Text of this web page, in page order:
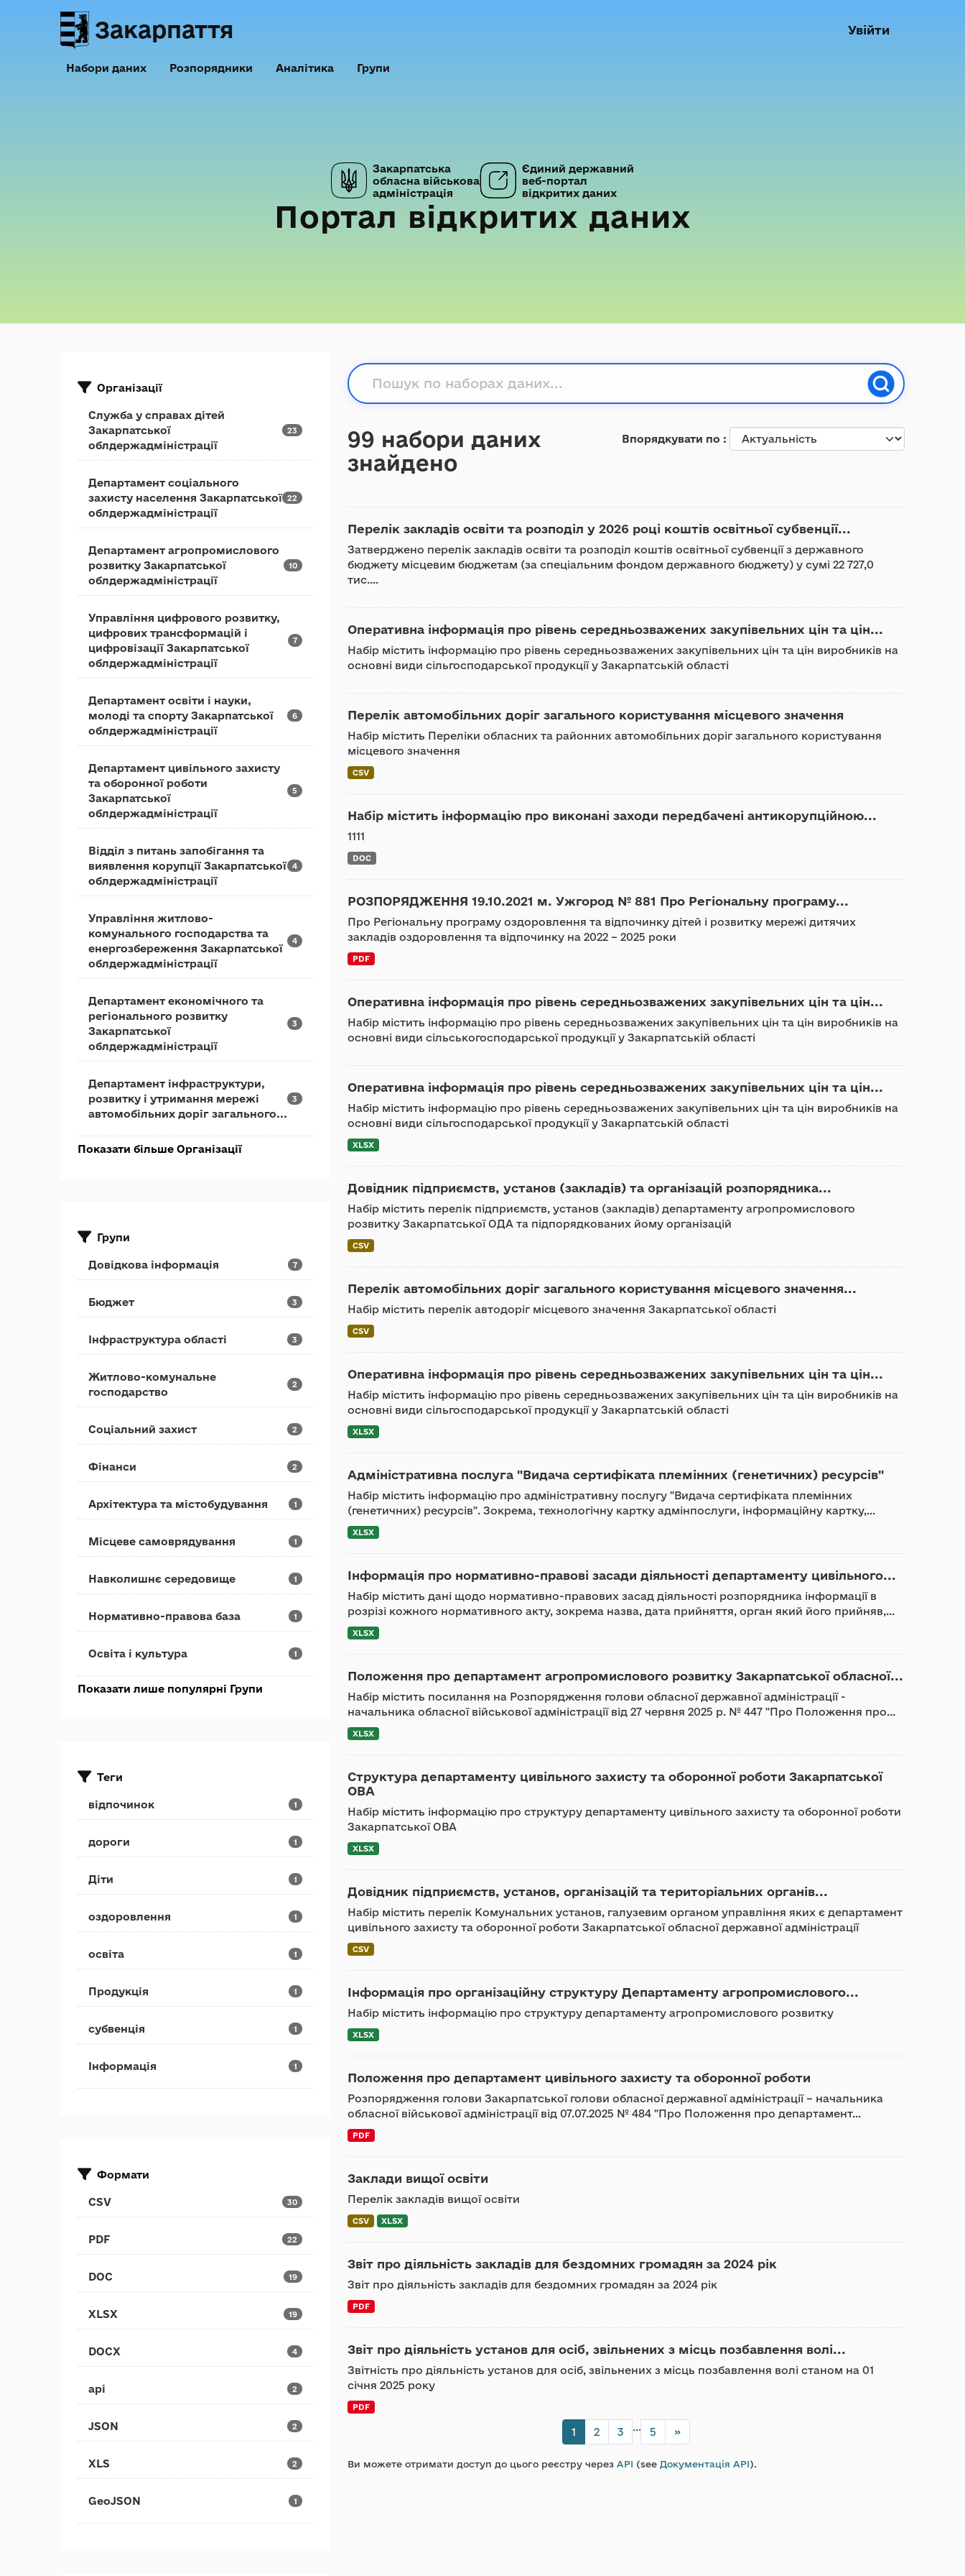
Закарпаття Увійти
Набори даних Розпорядники Аналітика Групи
Закарпатська
обласна військова
адміністрація
Єдиний державний
веб-портал
відкритих даних
Портал відкритих даних
Організації
Служба у справах дітей
Закарпатської
облдержадміністрації
23
Департамент соціального
захисту населення Закарпатської
облдержадміністрації
22
Департамент агропромислового
розвитку Закарпатської
облдержадміністрації
10
Управління цифрового розвитку,
цифрових трансформацій і
цифровізації Закарпатської
облдержадміністрації
7
Департамент освіти і науки,
молоді та спорту Закарпатської
облдержадміністрації
6
Департамент цивільного захисту
та оборонної роботи
Закарпатської
облдержадміністрації
5
Відділ з питань запобігання та
виявлення корупції Закарпатської
облдержадміністрації
4
Управління житлово-
комунального господарства та
енергозбереження Закарпатської
облдержадміністрації
4
Департамент економічного та
регіонального розвитку
Закарпатської
облдержадміністрації
3
Департамент інфраструктури,
розвитку і утримання мережі
автомобільних доріг загального...
3
Показати більше Організації
Групи
Довідкова інформація 7
Бюджет 3
Інфраструктура області 3
Житлово-комунальне
господарство
2
Соціальний захист 2
Фінанси 2
Архітектура та містобудування 1
Місцеве самоврядування 1
Навколишнє середовище 1
Нормативно-правова база 1
Освіта і культура 1
Показати лише популярні Групи
Теги
відпочинок 1
дороги 1
Діти 1
оздоровлення 1
освіта 1
Продукція 1
субвенція 1
Інформація 1
Формати
CSV 30
PDF 22
DOC 19
XLSX 19
DOCX 4
api 2
JSON 2
XLS 2
GeoJSON 1
Впорядкувати по
99 набори даних
знайдено
Перелік закладів освіти та розподіл у 2026 році коштів освітньої субвенції...
Затверджено перелік закладів освіти та розподіл коштів освітньої субвенції з державного
бюджету місцевим бюджетам (за спеціальним фондом державного бюджету) у сумі 22 727,0
тис....
Оперативна інформація про рівень середньозважених закупівельних цін та цін...
Набір містить інформацію про рівень середньозважених закупівельних цін та цін виробників на
основні види сільгосподарської продукції у Закарпатській області
Перелік автомобільних доріг загального користування місцевого значення
Набір містить Переліки обласних та районних автомобільних доріг загального користування
місцевого значення
CSV
Набір містить інформацію про виконані заходи передбачені антикорупційною...
1111
DOC
РОЗПОРЯДЖЕННЯ 19.10.2021 м. Ужгород № 881 Про Регіональну програму...
Про Регіональну програму оздоровлення та відпочинку дітей і розвитку мережі дитячих
закладів оздоровлення та відпочинку на 2022 – 2025 роки
PDF
Оперативна інформація про рівень середньозважених закупівельних цін та цін...
Набір містить інформацію про рівень середньозважених закупівельних цін та цін виробників на
основні види сільськогосподарської продукції у Закарпатській області
Оперативна інформація про рівень середньозважених закупівельних цін та цін...
Набір містить інформацію про рівень середньозважених закупівельних цін та цін виробників на
основні види сільгосподарської продукції у Закарпатській області
XLSX
Довідник підприємств, установ (закладів) та організацій розпорядника...
Набір містить перелік підприємств, установ (закладів) департаменту агропромислового
розвитку Закарпатської ОДА та підпорядкованих йому організацій
CSV
Перелік автомобільних доріг загального користування місцевого значення...
Набір містить перелік автодоріг місцевого значення Закарпатської області
CSV
Оперативна інформація про рівень середньозважених закупівельних цін та цін...
Набір містить інформацію про рівень середньозважених закупівельних цін та цін виробників на
основні види сільгосподарської продукції у Закарпатській області
XLSX
Адміністративна послуга "Видача сертифіката племінних (генетичних) ресурсів"
Набір містить інформацію про адміністративну послугу "Видача сертифіката племінних
(генетичних) ресурсів". Зокрема, технологічну картку адмінпослуги, інформаційну картку,...
XLSX
Інформація про нормативно-правові засади діяльності департаменту цивільного...
Набір містить дані щодо нормативно-правових засад діяльності розпорядника інформації в
розрізі кожного нормативного акту, зокрема назва, дата прийняття, орган який його прийняв,...
XLSX
Положення про департамент агропромислового розвитку Закарпатської обласної...
Набір містить посилання на Розпорядження голови обласної державної адміністрації -
начальника обласної військової адміністрації від 27 червня 2025 р. № 447 "Про Положення про...
XLSX
Структура департаменту цивільного захисту та оборонної роботи Закарпатської
ОВА
Набір містить інформацію про структуру департаменту цивільного захисту та оборонної роботи
Закарпатської ОВА
XLSX
Довідник підприємств, установ, організацій та територіальних органів...
Набір містить перелік Комунальних установ, галузевим органом управління яких є департамент
цивільного захисту та оборонної роботи Закарпатської обласної державної адміністрації
CSV
Інформація про організаційну структуру Департаменту агропромислового...
Набір містить інформацію про структуру департаменту агропромислового розвитку
XLSX
Положення про департамент цивільного захисту та оборонної роботи
Розпорядження голови Закарпатської голови обласної державної адміністрації – начальника
обласної військової адміністрації від 07.07.2025 № 484 "Про Положення про департамент...
PDF
Заклади вищої освіти
Перелік закладів вищої освіти
CSV XLSX
Звіт про діяльність закладів для бездомних громадян за 2024 рік
Звіт про діяльність закладів для бездомних громадян за 2024 рік
PDF
Звіт про діяльність установ для осіб, звільнених з місць позбавлення волі...
Звітність про діяльність установ для осіб, звільнених з місць позбавлення волі станом на 01
січня 2025 року
PDF
1 2 3 ... 5 »
Ви можете отримати доступ до цього реєстру через API (see Документація API).